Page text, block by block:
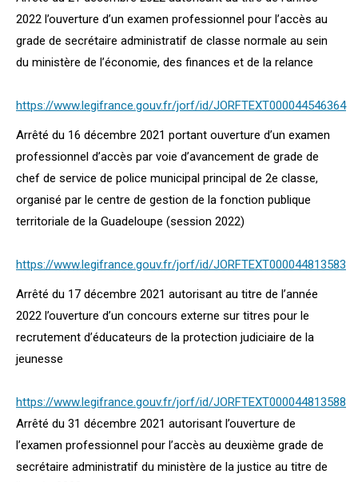
2022 l’ouverture d’un examen professionnel pour l’accès au
grade de secrétaire administratif de classe normale au sein
du ministère de l’économie, des finances et de la relance
https://www.legifrance.gouv.fr/jorf/id/JORFTEXT000044546364
Arrêté du 16 décembre 2021 portant ouverture d’un examen
professionnel d’accès par voie d’avancement de grade de
chef de service de police municipal principal de 2e classe,
organisé par le centre de gestion de la fonction publique
territoriale de la Guadeloupe (session 2022)
https://www.legifrance.gouv.fr/jorf/id/JORFTEXT000044813583
Arrêté du 17 décembre 2021 autorisant au titre de l’année
2022 l’ouverture d’un concours externe sur titres pour le
recrutement d’éducateurs de la protection judiciaire de la
jeunesse
https://www.legifrance.gouv.fr/jorf/id/JORFTEXT000044813588
Arrêté du 31 décembre 2021 autorisant l’ouverture de
l’examen professionnel pour l’accès au deuxième grade de
secrétaire administratif du ministère de la justice au titre de